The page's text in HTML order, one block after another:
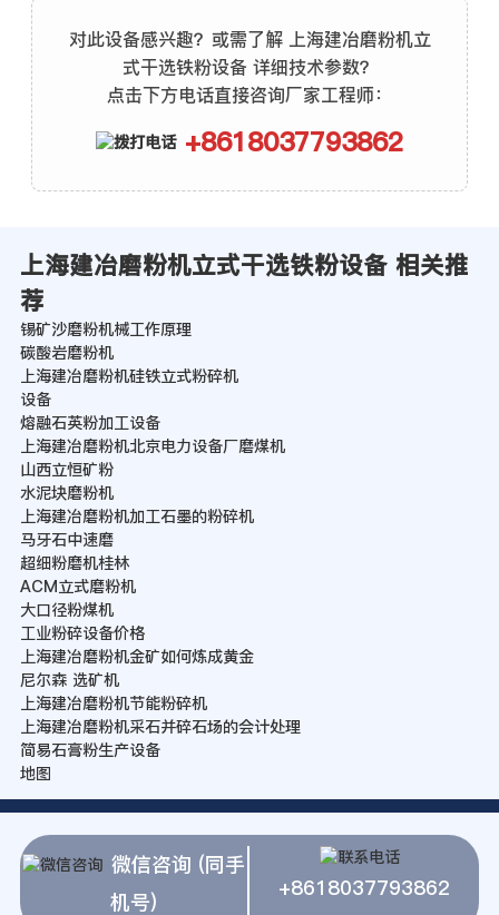
对此设备感兴趣？或需了解 上海建冶磨粉机立
式干选铁粉设备 详细技术参数？
点击下方电话直接咨询厂家工程师：
+8618037793862
上海建冶磨粉机立式干选铁粉设备 相关推
荐
锡矿沙磨粉机械工作原理
碳酸岩磨粉机
上海建冶磨粉机硅铁立式粉碎机
设备
熔融石英粉加工设备
上海建冶磨粉机北京电力设备厂磨煤机
山西立恒矿粉
水泥块磨粉机
上海建冶磨粉机加工石墨的粉碎机
马牙石中速磨
超细粉磨机桂林
ACM立式磨粉机
大口径粉煤机
工业粉碎设备价格
上海建冶磨粉机金矿如何炼成黄金
尼尔森 选矿机
上海建冶磨粉机节能粉碎机
上海建冶磨粉机采石并碎石场的会计处理
简易石膏粉生产设备
地图
微信咨询 (同手
机号)
+8618037793862